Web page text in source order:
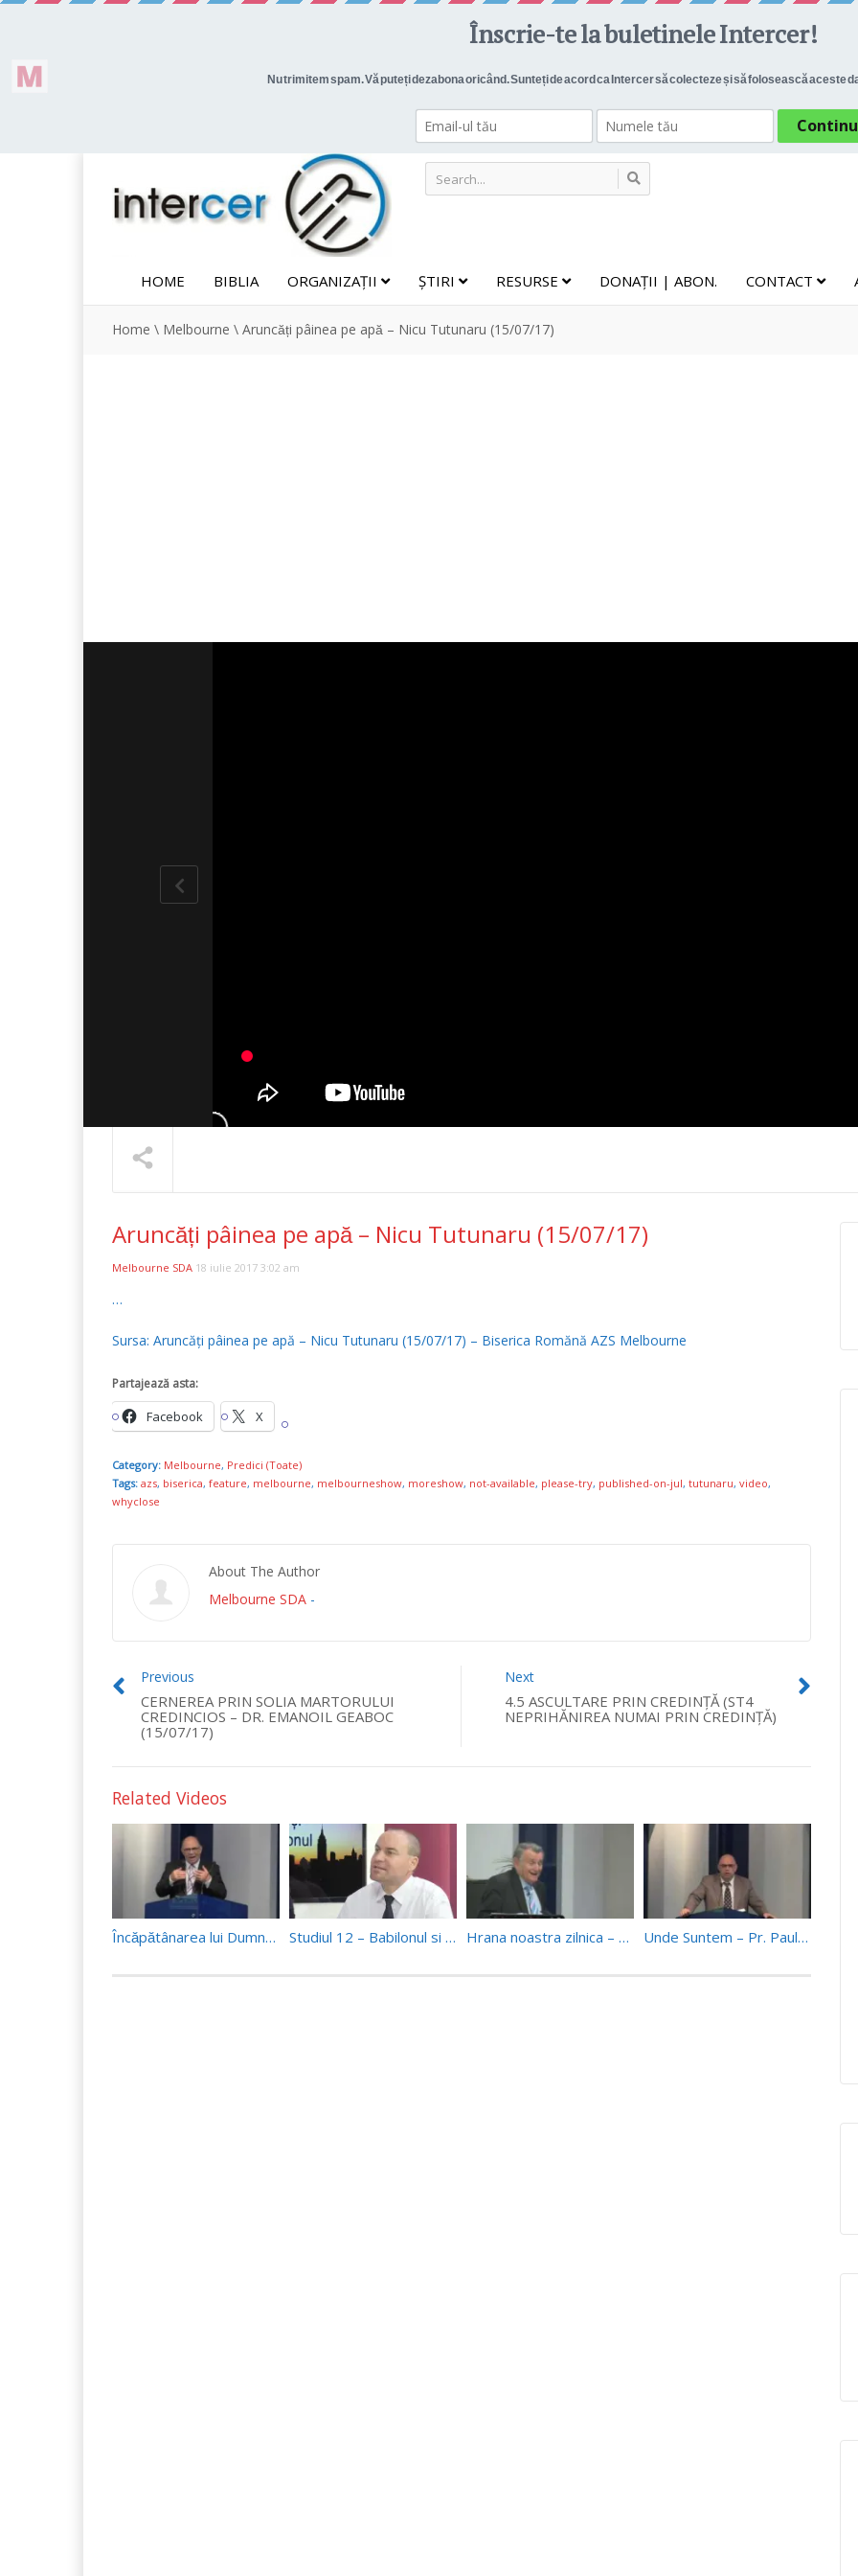
HOME BIBLIA ORGANIZAȚII ȘTIRI RESURSE DONAȚII | ABON. CONTACT
Home \ Melbourne \ Aruncăți pâinea pe apă – Nicu Tutunaru (15/07/17)
NOW PLAYING
Aruncăți pâinea pe apă – Nicu Tutunaru (15/07/17)
Melbourne SDA 18 iulie 2017 3:02 am
…
Sursa: Aruncăți pâinea pe apă – Nicu Tutunaru (15/07/17) – Biserica Romănă AZS Melbourne
Partajează asta:
Facebook X
Category: Melbourne, Predici (Toate)
Tags: azs, biserica, feature, melbourne, melbourneshow, moreshow, not-available, please-try, published-on-jul, tutunaru, video,
whyclose
About The Author
Melbourne SDA -
Previous
CERNEREA PRIN SOLIA MARTORULUI
CREDINCIOS – DR. EMANOIL GEABOC
(15/07/17)
Next
4.5 ASCULTARE PRIN CREDINŢĂ (ST4
NEPRIHĂNIREA NUMAI PRIN CREDINŢĂ)
Related Videos
Încăpătânarea lui Dumnezeu – Pr. Paul Boeru (11/03/17) Studiul 12 – Babilonul si Armaghedonul Hrana noastra zilnica – Dr. Virgil Stroescu (18/06/2016) Unde Suntem – Pr. Paul Boeru (03/01/15)